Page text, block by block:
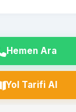
Hemen Ara
Yol Tarifi Al